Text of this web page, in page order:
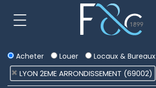
Acheter Louer Locaux & Bureaux
LYON 2EME ARRONDISSEMENT (69002)